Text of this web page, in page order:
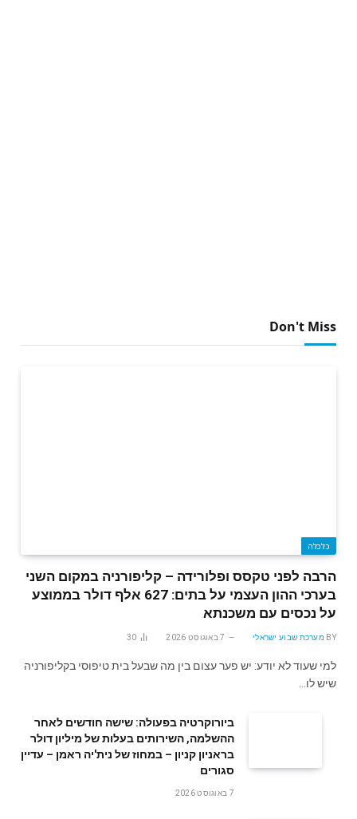
Don't Miss
כלכלה
הרבה לפני טקסס ופלורידה – קליפורניה במקום השני
בערכי ההון העצמי על בתים: 627 אלף דולר בממוצע
על נכסים עם משכנתא
BY מערכת שבוע ישראלי 7 באוגוסט 2026 30
למי שעוד לא יודע: יש פער עצום בין מה שבעל בית טיפוסי בקליפורניה
שיש לו…
ביורוקרטיה בפעולה: שישה חודשים לאחר
ההשלמה, השירותים בעלות של מיליון דולר
בראניון קניון – במחוז של נית'יה ראמן – עדיין
סגורים
7 באוגוסט 2026